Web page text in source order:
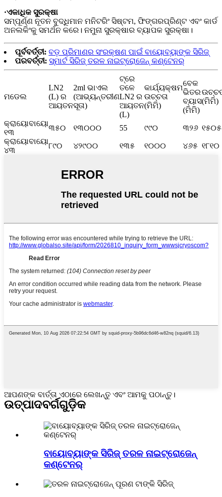
·ଏକାଧିକ ସୁରକ୍ଷା
ସମ୍ପୂର୍ଣ୍ଣ ନୂତନ ବୁଦ୍ଧିମାନ ମନିଟରିଂ ସିଷ୍ଟମ, ଫିଙ୍ଗରପ୍ରିଣ୍ଟ ଏବଂ କାର୍ଡ
ଅନଲକିଂକୁ ସମର୍ଥନ କରେ। ନମୁନା ସୁରକ୍ଷାର ବ୍ୟାପକ ସୁରକ୍ଷା।
ପୂର୍ବବର୍ତ୍ତୀ: ବଡ଼ ପରିମାଣର ସଂରକ୍ଷଣ ପାଇଁ ବାୟୋବ୍ୟାଙ୍କ ସିରିଜ୍
ପରବର୍ତ୍ତୀ: ସ୍ମାର୍ଟ ସିରିଜ୍ ତରଳ ନାଇଟ୍ରୋଜେନ୍ କଣ୍ଟେନର୍
ମଡେଲ
LN2
(L) ର
ଆୟତନ
2ml ଭାଏଲ
(ଆଭ୍ୟନ୍ତରୀଣ
ସୂତା)
ଟ୍ରେ
ତଳେ
LN2 ର
ଆୟତନ
(L)
କାର୍ଯ୍ୟକ୍ଷମ
ଉଚ୍ଚତା
(ମିମି)
ବେକ
ଭିତର
ବ୍ୟାସ
(ମିମି)
(ମିମି)
କ୍ରାୟୋବାୟୋ
୧୩
୩୫୦ ୧୩୦୦୦ 55 ୯୯୦ ୩୨୬ ୧୫୦୫
କ୍ରାୟୋବାୟୋ
୪୩
୮୯୦ ୪୨୯୦୦ ୧୩୫ ୧୦୦୦ ୪୬୫ ୧୮୧୦
ଆପଣଙ୍କ ବାର୍ତ୍ତା ଏଠାରେ ଲେଖନ୍ତୁ ଏବଂ ଆମକୁ ପଠାନ୍ତୁ।
ଉତ୍ପାଦବର୍ଗଗୁଡ଼ିକ
ବାୟୋବ୍ୟାଙ୍କ ସିରିଜ୍ ତରଳ ନାଇଟ୍ରୋଜେନ୍
କଣ୍ଟେନର୍